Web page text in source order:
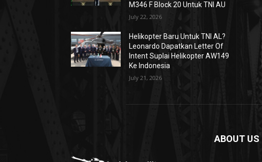
M346 F Block 20 Untuk TNI AU
July 22, 2026
Helikopter Baru Untuk TNI AL?
Leonardo Dapatkan Letter Of
Intent Suplai Helikopter AW149
Ke Indonesia
July 21, 2026
ABOUT US